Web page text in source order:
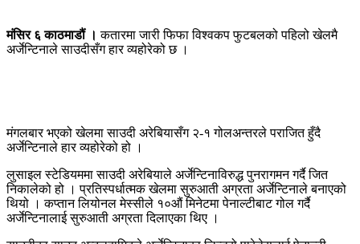
मंसिर ६ काठमाडौं ।कतारमा जारी फिफा विश्वकप फुटबलको पहिलो खेलमै
अर्जेन्टिनाले साउदीसँग हार व्यहोरेको छ ।
मंगलबार भएको खेलमा साउदी अरेबियासँग २-१ गोलअन्तरले पराजित हुँदै
अर्जेन्टिनाले हार व्यहोरेको हो ।
लुसाइल स्टेडियममा साउदी अरेबियाले अर्जेन्टिनाविरुद्ध पुनरागमन गर्दै जित
निकालेको हो । प्रतिस्पर्धात्मक खेलमा सुरुआती अग्रता अर्जेन्टिनाले बनाएको
थियो । कप्तान लियोनल मेस्सीले १०औं मिनेटमा पेनाल्टीबाट गोल गर्दै
अर्जेन्टिनालाई सुरुआती अग्रता दिलाएका थिए ।